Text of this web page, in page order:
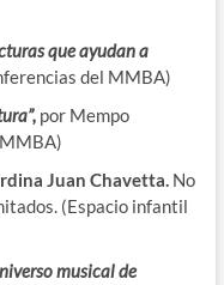
que ayudan a
del MMBA)
por Mempo
Juan Chavetta. No
(Espacio infantil
musical de